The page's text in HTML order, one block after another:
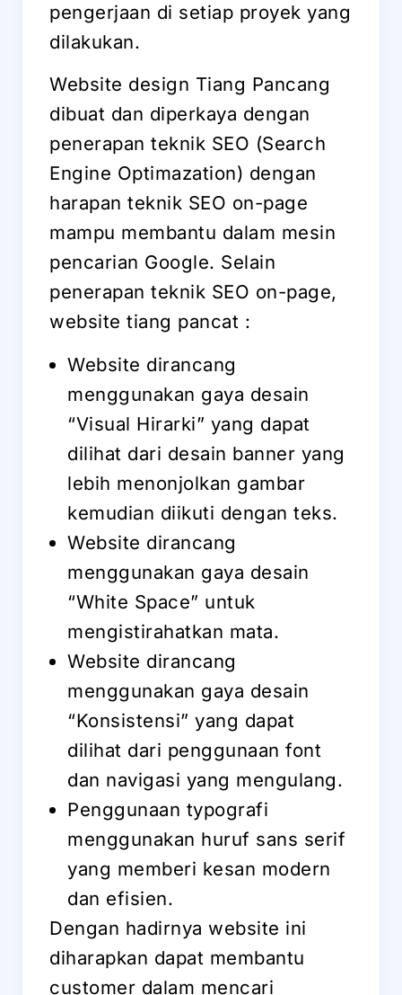
pengerjaan di setiap proyek yang
dilakukan.
Website design Tiang Pancang
dibuat dan diperkaya dengan
penerapan teknik SEO (Search
Engine Optimazation) dengan
harapan teknik SEO on-page
mampu membantu dalam mesin
pencarian Google. Selain
penerapan teknik SEO on-page,
website tiang pancat :
Website dirancang
menggunakan gaya desain
“Visual Hirarki” yang dapat
dilihat dari desain banner yang
lebih menonjolkan gambar
kemudian diikuti dengan teks.
Website dirancang
menggunakan gaya desain
“White Space” untuk
mengistirahatkan mata.
Website dirancang
menggunakan gaya desain
“Konsistensi” yang dapat
dilihat dari penggunaan font
dan navigasi yang mengulang.
Penggunaan typografi
menggunakan huruf sans serif
yang memberi kesan modern
dan efisien.
Dengan hadirnya website ini
diharapkan dapat membantu
customer dalam mencari